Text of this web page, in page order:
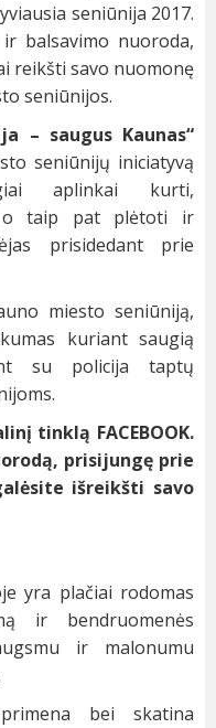
seniūnija 2017.
balsavimo nuoroda,
reikšti savo nuomonę
seniūnijos.
– saugus Kaunas“
seniūnijų iniciatyvą
aplinkai kurti,
o taip pat plėtoti ir
prisidedant prie
miesto seniūniją,
kuriant saugią
su policija taptų
tinklą FACEBOOK.
prisijungę prie
išreikšti savo
yra plačiai rodomas
ir bendruomenės
ir malonumu
bei skatina